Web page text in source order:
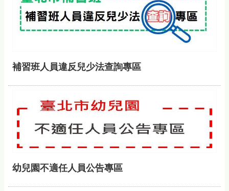
補習班人員違反兒少法查詢專區
幼兒園不適任人員公告專區